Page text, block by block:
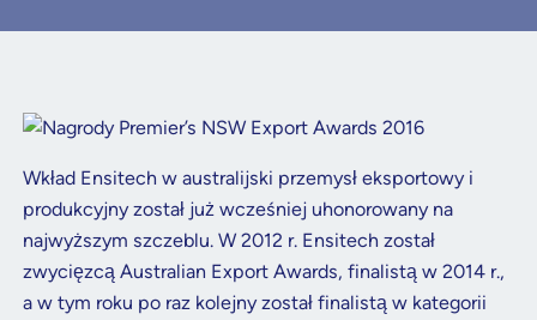
Wkład Ensitech w australijski przemysł eksportowy i
produkcyjny został już wcześniej uhonorowany na
najwyższym szczeblu. W 2012 r. Ensitech został
zwycięzcą Australian Export Awards, finalistą w 2014 r.,
a w tym roku po raz kolejny został finalistą w kategorii